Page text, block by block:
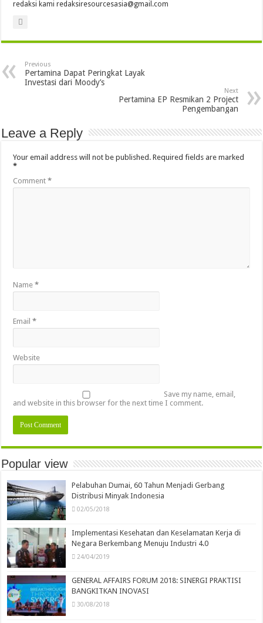
redaksi kami redaksiresourcesasia@gmail.com
Previous
Pertamina Dapat Peringkat Layak
Investasi dari Moody’s
Next
Pertamina EP Resmikan 2 Project
Pengembangan
Leave a Reply
Your email address will not be published. Required fields are marked
*
Comment*
Name*
Email*
Website
Save my name, email,
and website in this browser for the next time I comment.
Popular view
Pelabuhan Dumai, 60 Tahun Menjadi Gerbang
Distribusi Minyak Indonesia
02/05/2018
Implementasi Kesehatan dan Keselamatan Kerja di
Negara Berkembang Menuju Industri 4.0
24/04/2019
GENERAL AFFAIRS FORUM 2018: SINERGI PRAKTISI
BANGKITKAN INOVASI
30/08/2018